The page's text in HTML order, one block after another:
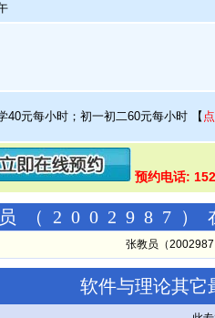
40元每小时；初一初二60元每小时 【
预约电话:
（2002987）
张教员（
软件与理论其它